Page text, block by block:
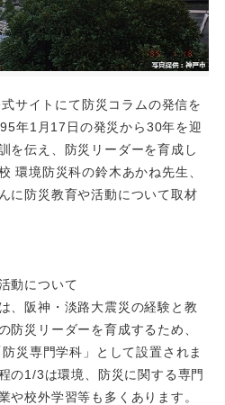
サイトにて防災コラムの発信を
年1月17日の発災から30年を迎
を伝え、防災リーダーを育成し
環境防災科の鈴木あかね先生、
に防災教育や活動について取材
動について
、阪神・淡路大震災の経験と教
防災リーダーを育成するため、
災専門学科」として設置されま
の1/3は環境、防災に関する専門
や校外学習等も多くあります。